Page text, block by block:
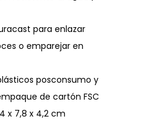
para enlazar
o emparejar en
posconsumo y
de cartón FSC
x 7,8 x 4,2 cm